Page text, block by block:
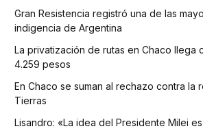
Gran Resistencia registró una de las
indigencia de Argentina
La privatización de rutas en Chaco llega
4.259 pesos
En Chaco se suman al rechazo contra la
Tierras
Lisandro: «La idea del Presidente Milei